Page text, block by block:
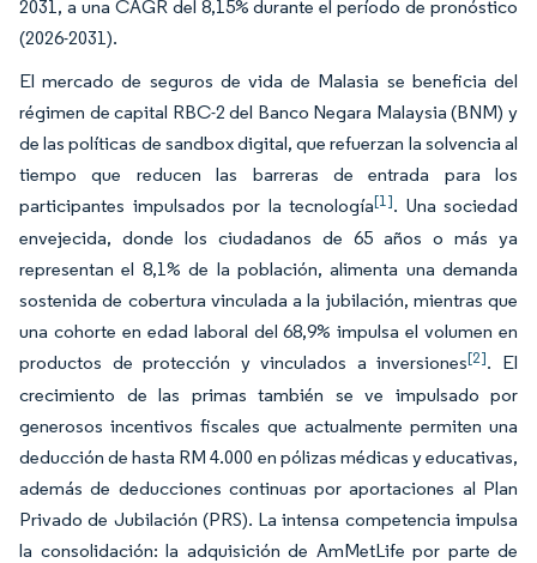
2031, a una CAGR del 8,15% durante el período de pronóstico
(2026-2031).
El mercado de seguros de vida de Malasia se beneficia del
régimen de capital RBC-2 del Banco Negara Malaysia (BNM) y
de las políticas de sandbox digital, que refuerzan la solvencia al
tiempo que reducen las barreras de entrada para los
participantes impulsados por la tecnología[1]. Una sociedad
envejecida, donde los ciudadanos de 65 años o más ya
representan el 8,1% de la población, alimenta una demanda
sostenida de cobertura vinculada a la jubilación, mientras que
una cohorte en edad laboral del 68,9% impulsa el volumen en
productos de protección y vinculados a inversiones[2]. El
crecimiento de las primas también se ve impulsado por
generosos incentivos fiscales que actualmente permiten una
deducción de hasta RM 4.000 en pólizas médicas y educativas,
además de deducciones continuas por aportaciones al Plan
Privado de Jubilación (PRS). La intensa competencia impulsa
la consolidación: la adquisición de AmMetLife por parte de